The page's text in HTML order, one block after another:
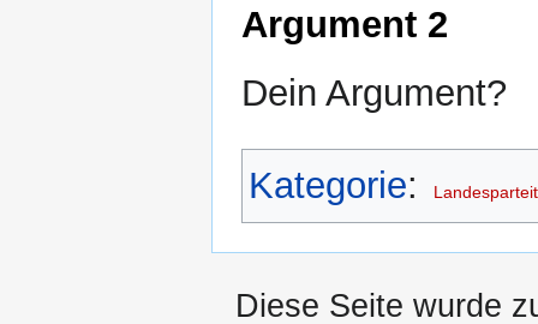
Argument 2
Dein Argument?
Kategorie:
Diese Seite wurde